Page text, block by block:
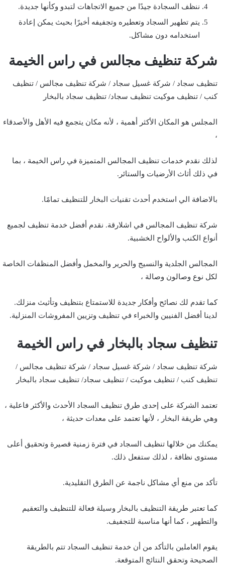
ننظف السجادة جيدًا من جميع الاتجاهات لتبدو وكأنها جديدة.
يتم تطهير السجاد وتعطيره وتجفيفه أخيرًا بحيث يمكن إعادة
استخدامه دون مشاكل.
شركة تنظيف مجالس في راس الخيمة
تنظيف سجاد / شركة غسيل سجاد / شركة تنظيف مجالس / تنظيف
كنب / تنظيف موكيت تنظيف سجاد/ تنظيف سجاد بالبخار
المجلس هو المكان الأكثر أهمية ، لأنه مكان يتجمع فيه الأهل والأصدقاء
،
لذلك نقدم خدمات تنظيف المجالس المتميزة في راس الخيمة ، بما
في ذلك أثاث الأرضيات والستائر.
بالاضافة الي استخدم أحدث تقنيات البخار للتنظيف تمامًا.
شركة تنظيف المجالس في اشلارقة. نقدم أفضل خدمة تنظيف لجميع
أنواع الكنب والألواح الخشبية.
المجالس الجلدية والنسيج والحرير والمخمل وأفضل المنظفات الخاصة
لكل نوع وصالون وصالة ،
كما تقدم لك نصائح وأفكار جديدة للاستمتاع بتنظيف وتأثيث منزلك.
لدينا أفضل الفنيين والخبراء في تنظيف وتزيين المفروشات المنزلية.
تنظيف سجاد بالبخار في راس الخيمة
شركة تنظيف سجاد / شركة غسيل سجاد / شركة تنظيف مجالس /
تنظيف كنب / تنظيف موكيت / تنظيف سجاد/ تنظيف سجاد بالبخار
تعتمد الشركة على إحدى طرق تنظيف السجاد الأحدث والأكثر فاعلية ،
وهي طريقة البخار ، لأنها تعتمد على معدات حديثة ،
يمكنك من خلالها تنظيف السجاد في فترة زمنية قصيرة وتحقيق أعلى
مستوى نظافة ، لذلك ستفعل ذلك.
تأكد من منع أي مشاكل ناجمة عن الطرق التقليدية.
كما تعتبر طريقة التنظيف بالبخار وسيلة فعالة للتنظيف والتعقيم
والتطهير ، كما أنها مناسبة للتجفيف.
يقوم العاملين بالتأكد من أن خدمة تنظيف السجاد تتم بالطريقة
الصحيحة وتحقق النتائج المتوقعة.